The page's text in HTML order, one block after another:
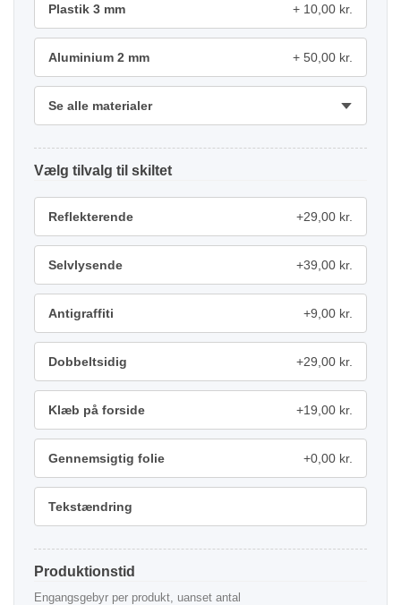
Plastik 3 mm 10,00 kr.
Aluminium 2 mm 50,00 kr.
Se alle materialer
tilvalg
Reflekterende +29,00 kr.
Selvlysende +39,00 kr.
Antigraffiti +9,00 kr.
Dobbeltsidig +29,00 kr.
Klæb på forside +19,00 kr.
Gennemsigtig folie +0,00 kr.
Tekstændring
Produktionstid
Engangsgebyr per produkt, uanset antal